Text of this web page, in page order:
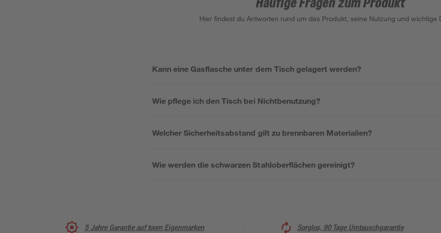
Häufige Fragen zum Produkt
Hier findest du Antworten rund um das Produkt, seine Nutzung und wichtige
Kann eine Gasflasche unter dem Tisch gelagert werden?
Wie pflege ich den Tisch bei Nichtbenutzung?
Welcher Sicherheitsabstand gilt zu brennbaren Materialien?
Wie werden die schwarzen Stahloberflächen gereinigt?
5 Jahre Garantie auf toom Eigenmarken Sorglos, 90 Tage Umtauschgarantie